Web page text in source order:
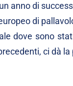
anno di
di
dove sono
ci dà